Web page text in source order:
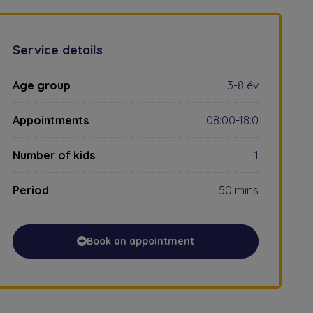
Service details
Age group 3-8 év
Appointments 08:00-18:0
Number of kids 1
Period 50 mins
Book an appointment